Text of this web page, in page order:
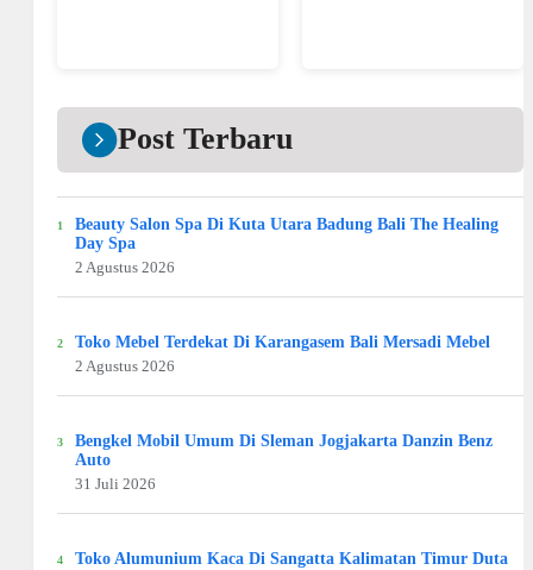
Post Terbaru
Beauty Salon Spa Di Kuta Utara Badung Bali The Healing
Day Spa
2 Agustus 2026
Toko Mebel Terdekat Di Karangasem Bali Mersadi Mebel
2 Agustus 2026
Bengkel Mobil Umum Di Sleman Jogjakarta Danzin Benz
Auto
31 Juli 2026
Toko Alumunium Kaca Di Sangatta Kalimatan Timur Duta